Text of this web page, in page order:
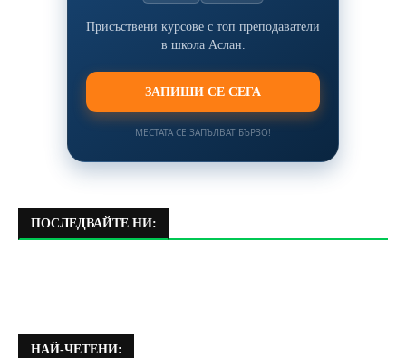
Присъствени курсове с топ преподаватели
в школа Аслан.
ЗАПИШИ СЕ СЕГА
МЕСТАТА СЕ ЗАПЪЛВАТ БЪРЗО!
ПОСЛЕДВАЙТЕ НИ:
НАЙ-ЧЕТЕНИ: